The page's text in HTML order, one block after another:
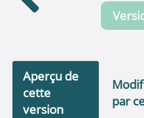
Aperçu de
cette
version
par